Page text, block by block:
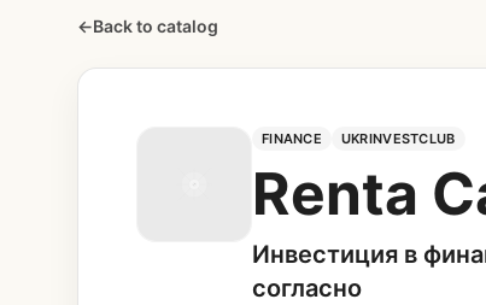
←Back to catalog
FINANCE UKRINVESTCLUB
Renta
Инвестиция в
согласно